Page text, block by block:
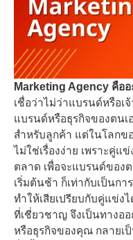
Marketing Agency คืออ
เชื่อว่าไม่ว่าแบรนด์หรือเ
แบรนด์หรือธุรกิจของตนเ
สำหรับลูกค้า แต่ในโลกข
ไม่ใช่เรื่องง่าย เพราะคู่แ
ตลาด เพื่อจะแบรนด์ของ
เริ่มต้นช้า ก็เท่ากับเป็นกา
ทำให้เสียเปรียบกับคู่แข่ง
ที่เชี่ยวชาญ จึงเป็นทางอ
หรือธุรกิจของคุณ กลายเ